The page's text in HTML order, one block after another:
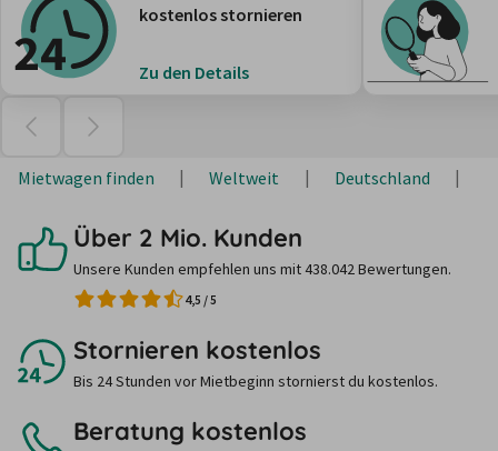
kostenlos stornieren
Zu den Details
Mietwagen finden Weltweit Deutschland
Über 2 Mio. Kunden
Unsere Kunden empfehlen uns mit 438.042 Bewertungen.
4,5 /5
Stornieren kostenlos
Bis 24 Stunden vor Mietbeginn stornierst du kostenlos.
Beratung kostenlos